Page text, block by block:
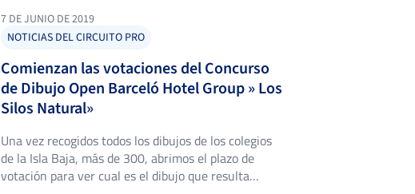
7 DE JUNIO DE 2019
NOTICIAS DEL CIRCUITO PRO
Comienzan las votaciones del Concurso
de Dibujo Open Barceló Hotel Group » Los
Silos Natural»
Una vez recogidos todos los dibujos de los colegios
de la Isla Baja, más de 300, abrimos el plazo de
votación para ver cual es el dibujo que resulta